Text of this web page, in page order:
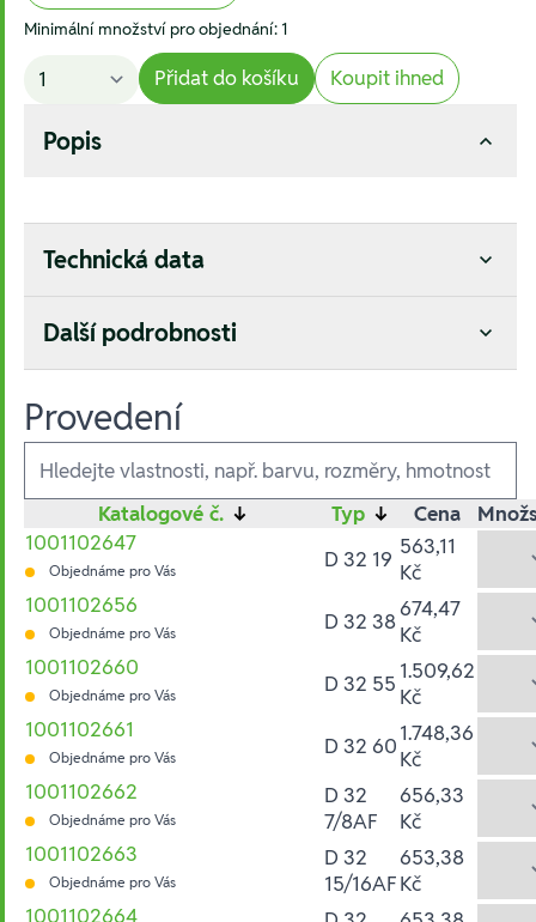
Minimální množství pro objednání: 1
Přidat do košíku Koupit ihned
Popis
Technická data
Další podrobnosti
Provedení
Ausführungen
Katalogové č. ↓ Typ ↓ Cena
1001102647
Objednáme pro Vás D 32 19 563,11
Kč
1001102656
Objednáme pro Vás D 32 38674,47
Kč
1001102660
Objednáme pro Vás D 32 55 1.509,62
Kč
1001102661
Objednáme pro Vás D 32 601.748,36
Kč
1001102662
Objednáme pro Vás
D 32
7/8AF
656,33
Kč
1001102663
Objednáme pro Vás
D 32
15/16AF
653,38
Kč
1001102664